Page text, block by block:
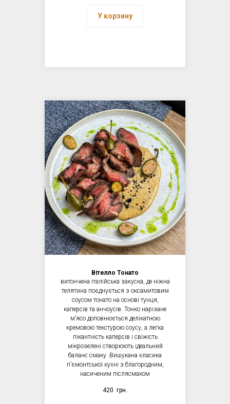
У корзину
Вітелло Тонато
витончена італійська закуска, де ніжна
телятина поєднується з оксамитовим
соусом тонато на основі тунця,
каперсів та анчоусів. Тонко нарізане
мʼясо доповнюється делікатною
кремовою текстурою соусу, а легка
пікантність каперсів і свіжість
мікрозелені створюють ідеальний
баланс смаку. Вишукана класика
пʼємонтської кухні з благородним,
насиченим післясмаком
420 грн.